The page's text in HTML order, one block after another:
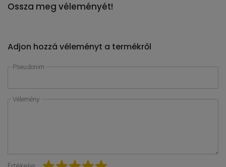
Ossza meg véleményét!
Adjon hozzá véleményt a termékről
Pseudonim
Vélemény